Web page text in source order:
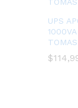
UPS
$
$